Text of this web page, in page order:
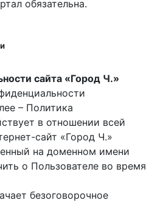
обязательна.
сайта «Город Ч.»
– Политика
в отношении всей
сайт «Город Ч.»
на доменном имени
о Пользователе во время
безоговорочное